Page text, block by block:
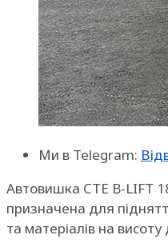
Ми в Telegram:
Автовишка CTE B-LIFT
призначена для
та матеріалів на